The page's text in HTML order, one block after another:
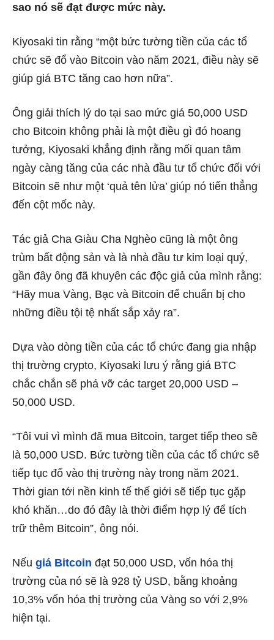
sao nó sẽ đạt được mức này.
Kiyosaki tin rằng “một bức tường tiền của các tổ
chức sẽ đổ vào Bitcoin vào năm 2021, điều này sẽ
giúp giá BTC tăng cao hơn nữa”.
Ông giải thích lý do tại sao mức giá 50,000 USD
cho Bitcoin không phải là một điều gì đó hoang
tưởng, Kiyosaki khẳng định rằng mối quan tâm
ngày càng tăng của các nhà đầu tư tổ chức đối với
Bitcoin sẽ như một ‘quả tên lửa’ giúp nó tiến thẳng
đến cột mốc này.
Tác giả Cha Giàu Cha Nghèo cũng là một ông
trùm bất động sản và là nhà đầu tư kim loại quý,
gần đây ông đã khuyên các độc giả của mình rằng:
“Hãy mua Vàng, Bạc và Bitcoin để chuẩn bị cho
những điều tội tệ nhất sắp xảy ra”.
Dựa vào dòng tiền của các tổ chức đang gia nhập
thị trường crypto, Kiyosaki lưu ý rằng giá BTC
chắc chắn sẽ phá vỡ các target 20,000 USD –
50,000 USD.
“Tôi vui vì mình đã mua Bitcoin, target tiếp theo sẽ
là 50,000 USD. Bức tường tiền của các tổ chức sẽ
tiếp tục đổ vào thị trường này trong năm 2021.
Thời gian tới nền kinh tế thế giới sẽ tiếp tục gặp
khó khăn…do đó đây là thời điểm hợp lý để tích
trữ thêm Bitcoin”, ông nói.
Nếu giá Bitcoin đạt 50,000 USD, vốn hóa thị
trường của nó sẽ là 928 tỷ USD, bằng khoảng
10,3% vốn hóa thị trường của Vàng so với 2,9%
hiện tại.